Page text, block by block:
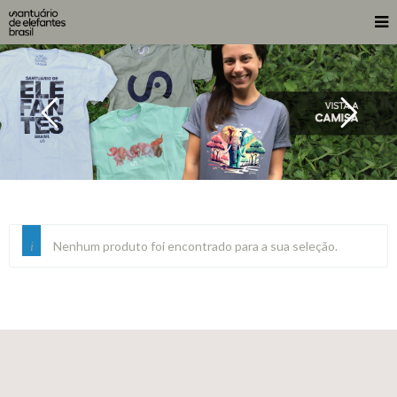
Nenhum produto foi encontrado para a sua seleção.